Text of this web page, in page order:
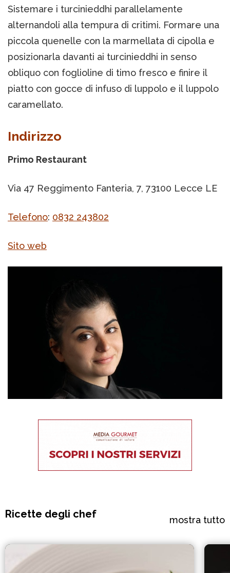
Sistemare i turcinieddhi parallelamente
alternandoli alla tempura di critimi. Formare una
piccola quenelle con la marmellata di cipolla e
posizionarla davanti ai turcinieddhi in senso
obliquo con foglioline di timo fresco e finire il
piatto con gocce di infuso di luppolo e il luppolo
caramellato.
Indirizzo
Primo Restaurant
Via 47 Reggimento Fanteria, 7, 73100 Lecce LE
Telefono: 0832 243802
Sito web
Ricette degli chef mostra tutto